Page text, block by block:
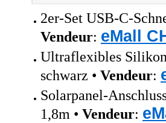
2er-Set USB-C-
Vendeur: eMall
Ultraflexibles
schwarz • Vendeur:
Solarpanel-
1,8m • Vendeur: